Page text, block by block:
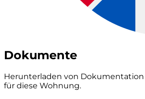
Dokumente
Herunterladen von
für diese Wohnung.